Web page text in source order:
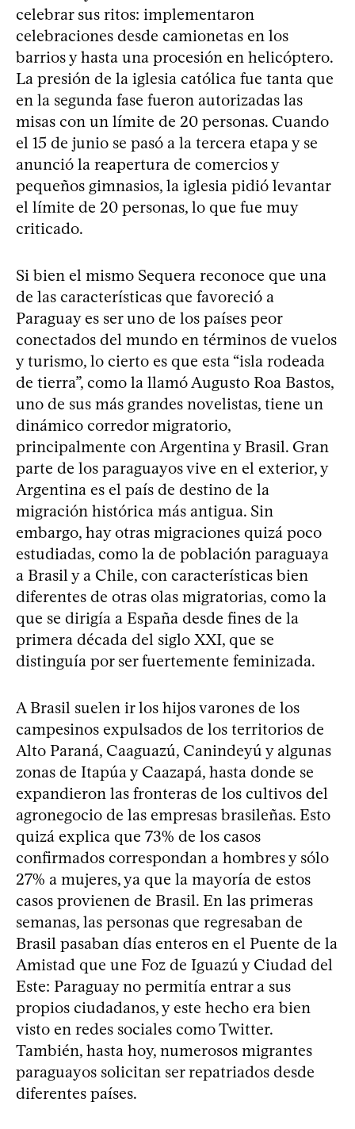
celebrar sus ritos: implementaron
celebraciones desde camionetas en los
barrios y hasta una procesión en helicóptero.
La presión de la iglesia católica fue tanta que
en la segunda fase fueron autorizadas las
misas con un límite de 20 personas. Cuando
el 15 de junio se pasó a la tercera etapa y se
anunció la reapertura de comercios y
pequeños gimnasios, la iglesia pidió levantar
el límite de 20 personas, lo que fue muy
criticado.
Si bien el mismo Sequera reconoce que una
de las características que favoreció a
Paraguay es ser uno de los países peor
conectados del mundo en términos de vuelos
y turismo, lo cierto es que esta “isla rodeada
de tierra”, como la llamó Augusto Roa Bastos,
uno de sus más grandes novelistas, tiene un
dinámico corredor migratorio,
principalmente con Argentina y Brasil. Gran
parte de los paraguayos vive en el exterior, y
Argentina es el país de destino de la
migración histórica más antigua. Sin
embargo, hay otras migraciones quizá poco
estudiadas, como la de población paraguaya
a Brasil y a Chile, con características bien
diferentes de otras olas migratorias, como la
que se dirigía a España desde fines de la
primera década del siglo XXI, que se
distinguía por ser fuertemente feminizada.
A Brasil suelen ir los hijos varones de los
campesinos expulsados de los territorios de
Alto Paraná, Caaguazú, Canindeyú y algunas
zonas de Itapúa y Caazapá, hasta donde se
expandieron las fronteras de los cultivos del
agronegocio de las empresas brasileñas. Esto
quizá explica que 73% de los casos
confirmados correspondan a hombres y sólo
27% a mujeres, ya que la mayoría de estos
casos provienen de Brasil. En las primeras
semanas, las personas que regresaban de
Brasil pasaban días enteros en el Puente de la
Amistad que une Foz de Iguazú y Ciudad del
Este: Paraguay no permitía entrar a sus
propios ciudadanos, y este hecho era bien
visto en redes sociales como Twitter.
También, hasta hoy, numerosos migrantes
paraguayos solicitan ser repatriados desde
diferentes países.